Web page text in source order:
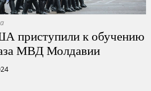
приступили к обучению
МВД Молдавии